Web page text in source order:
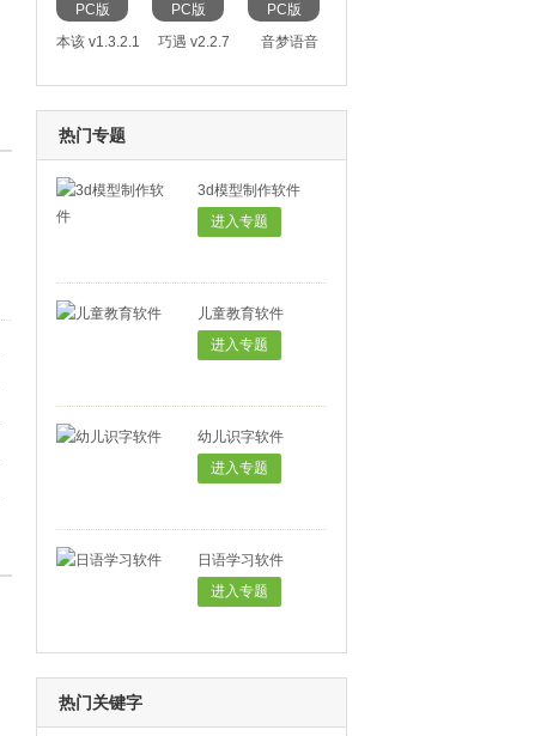
PC版
本该 v1.3.2.1
PC版
巧遇 v2.2.7
PC版
音梦语音
热门专题
3d模型制作软件
进入专题
儿童教育软件
进入专题
幼儿识字软件
进入专题
日语学习软件
进入专题
热门关键字